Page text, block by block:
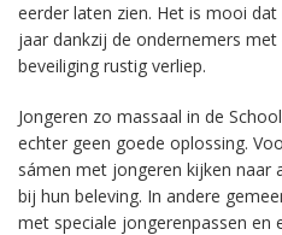
eerder laten zien. Het is mooi
jaar dankzij de ondernemers
beveiliging rustig verliep.
Jongeren zo massaal in de
echter geen goede oplossing.
sámen met jongeren kijken naar
bij hun beleving. In andere
met speciale jongerenpassen en